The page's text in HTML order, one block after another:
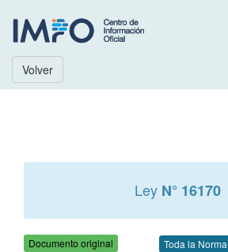
Volver
Ley N° 16170
Documento original Toda la Norma